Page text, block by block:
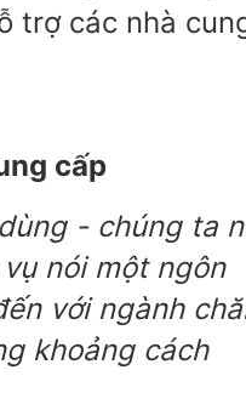
trợ các nhà
cấp
- chúng ta
nói một ngôn
với ngành
khoảng cách